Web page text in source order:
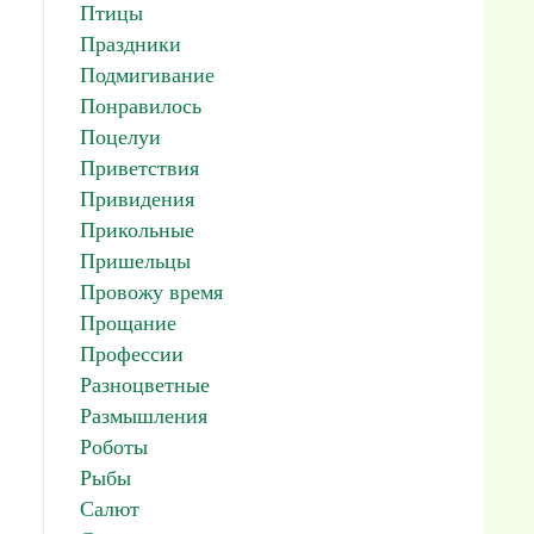
Птицы
Праздники
Подмигивание
Понравилось
Поцелуи
Приветствия
Привидения
Прикольные
Пришельцы
Провожу время
Прощание
Профессии
Разноцветные
Размышления
Роботы
Рыбы
Салют